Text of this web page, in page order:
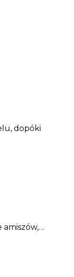
dopóki
amiszów,…